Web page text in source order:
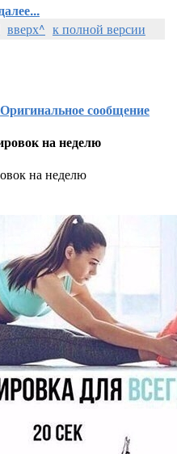
вверх^ к полной версии
Оригинальное сообщение
на неделю
на неделю